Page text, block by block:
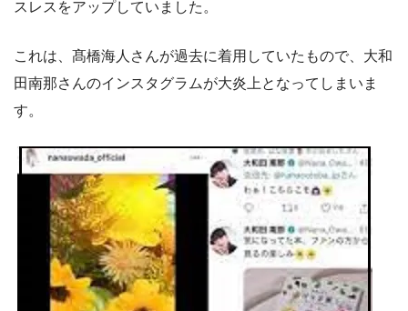
スレスをアップしていました。
これは、髙橋海人さんが過去に着用していたもので、大和
田南那さんのインスタグラムが大炎上となってしまいま
す。